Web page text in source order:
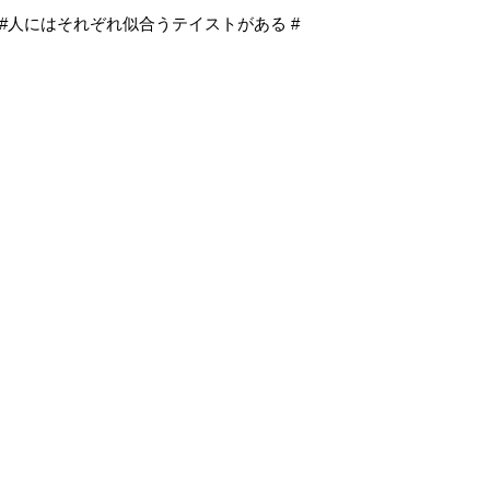
にはそれぞれ似合うテイストがある #